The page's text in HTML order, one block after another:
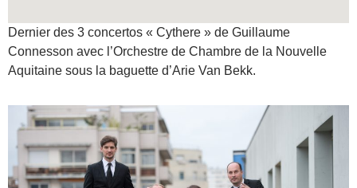
Dernier des 3 concertos « Cythere » de Guillaume
Connesson avec l’Orchestre de Chambre de la Nouvelle
Aquitaine sous la baguette d’Arie Van Bekk.